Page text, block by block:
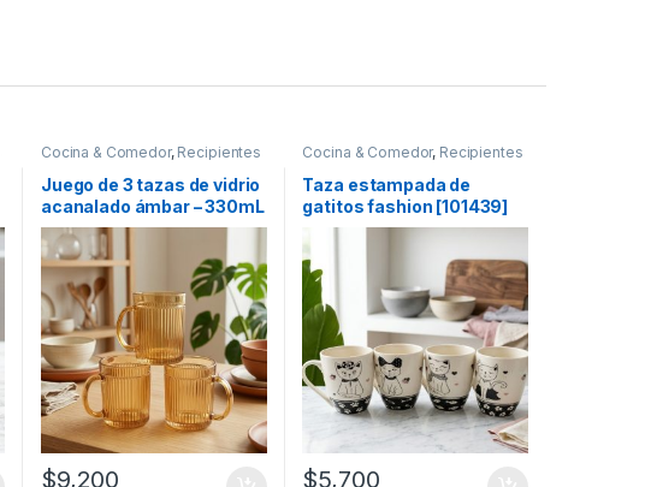
Cocina & Comedor, Recipientes
Juego de 3 tazas de vidrio
acanalado ámbar – 330mL
(57072)
$9,200
Cocina & Comedor, Recipientes
Taza estampada de
gatitos fashion [101439]
$5,700